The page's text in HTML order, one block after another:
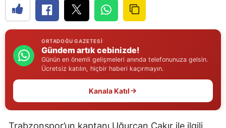
Erzincan
Eskişehir
Gaziantep
Giresun
Gümüşhane
ORTADOĞU GAZETESI
Gündem artık cebinizde!
Günün en önemli gelişmeleri anında telefonunuza gelsin.
Ücretsiz katılın, hiçbir haberi kaçırmayın.
Kanala Katıl
Trabzonspor’un kaptanı Uğurcan Çakır ile ilgili